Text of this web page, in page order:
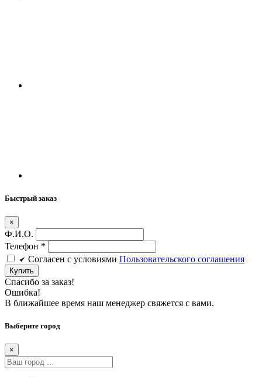
Быстрый заказ
×
Ф.И.О.
Телефон *
Cогласен c условиями Пользовательского соглашения
Купить
Спасибо за заказ!
Ошибка!
В ближайшее время наш менеджер свяжется с вами.
Выберите город
×